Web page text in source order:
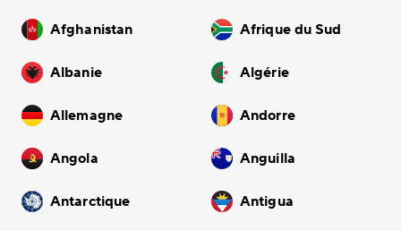
Afghanistan Afrique du Sud
Albanie Algérie
Allemagne Andorre
Angola Anguilla
Antarctique Antigua